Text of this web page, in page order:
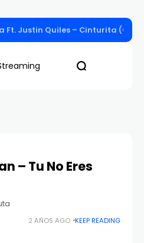
Ft. Justin Quiles – Cinturita
– Tu No Eres
2 AÑOS AGO KEEP READING